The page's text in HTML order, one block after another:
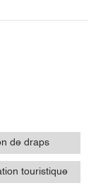
de draps
touristique